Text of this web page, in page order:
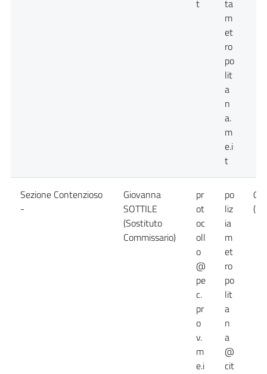
t
ta
m
et
ro
po
lit
a
n
a.
m
e.i
t
Sezione Contenzioso
-
Giovanna
SOTTILE
(Sostituto
Commissario)
pr
ot
oc
oll
o
@
pe
c.
pr
o
v.
m
e.i
po
liz
ia
m
et
ro
po
lit
a
n
a
@
cit
(